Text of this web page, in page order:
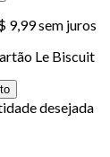
9,99sem juros
Le Biscuit
desejada